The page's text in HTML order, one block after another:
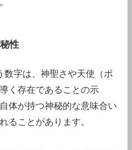
性
数字は、神聖さや天使（ポ
く存在であることの示
体が持つ神秘的な意味合い
ることがあります。